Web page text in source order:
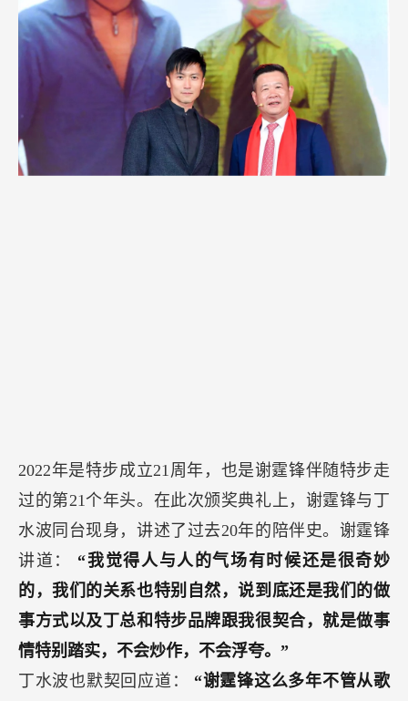
2022年是特步成立21周年，也是谢霆锋伴随特步走
过的第21个年头。在此次颁奖典礼上，谢霆锋与丁
水波同台现身，讲述了过去20年的陪伴史。谢霆锋
讲道： “我觉得人与人的气场有时候还是很奇妙
的，我们的关系也特别自然，说到底还是我们的做
事方式以及丁总和特步品牌跟我很契合，就是做事
情特别踏实，不会炒作，不会浮夸。”
丁水波也默契回应道： “谢霆锋这么多年不管从歌